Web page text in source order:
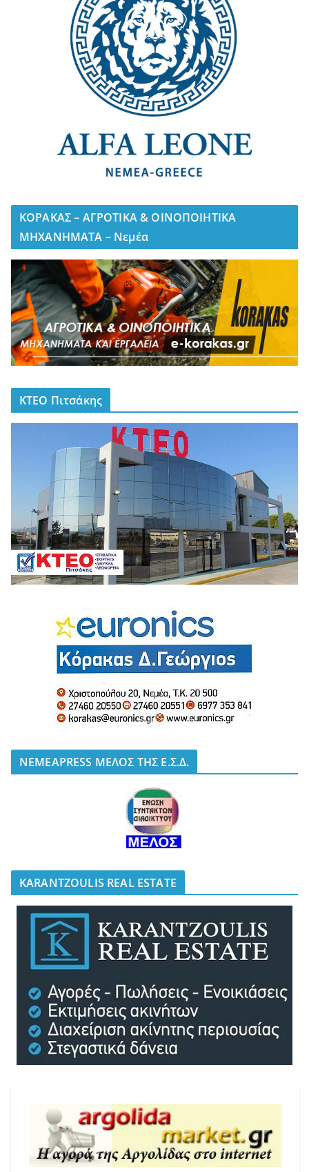
ΚΟΡΑΚΑΣ – ΑΓΡΟΤΙΚΑ & ΟΙΝΟΠΟΙΗΤΙΚΑ
ΜΗΧΑΝΗΜΑΤΑ – Νεμέα
ΚΤΕΟ Πιτσάκης
NEMEAPRESS ΜΕΛΟΣ ΤΗΣ Ε.Σ.Δ.
KARANTZOULIS REAL ESTATE